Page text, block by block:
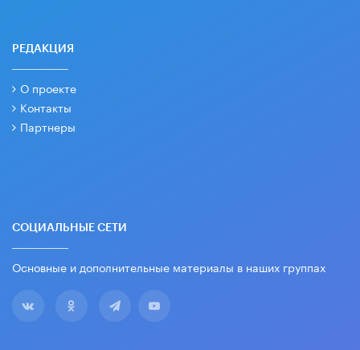
РЕДАКЦИЯ
О проекте
Контакты
Партнеры
СОЦИАЛЬНЫЕ СЕТИ
Основные и дополнительные материалы в наших группах